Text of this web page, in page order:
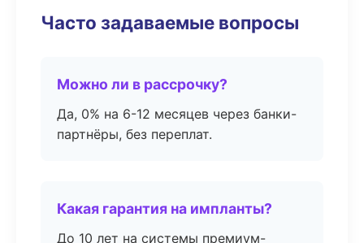
Часто задаваемые вопросы
Можно ли в рассрочку?
Да, 0% на 6-12 месяцев через банки-
партнёры, без переплат.
Какая гарантия на импланты?
До 10 лет на системы премиум-